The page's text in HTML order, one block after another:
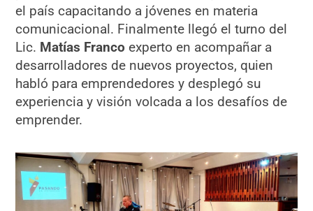
el país capacitando a jóvenes en materia
comunicacional. Finalmente llegó el turno del
Lic. Matías Franco experto en acompañar a
desarrolladores de nuevos proyectos, quien
habló para emprendedores y desplegó su
experiencia y visión volcada a los desafíos de
emprender.